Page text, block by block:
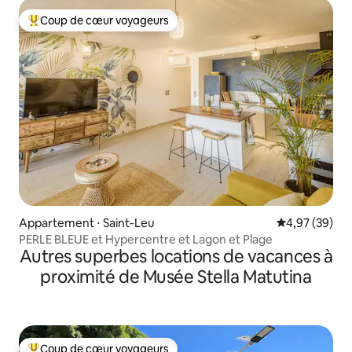
Coups de cœur voyageurs les plus appréciés
Coup de cœur voyageurs
Appartement ⋅ Saint-Leu Évaluation
4,97 (39)
PERLE BLEUE et Hypercentre et Lagon et Plage
Autres superbes locations de vacances à
proximité de Musée Stella Matutina